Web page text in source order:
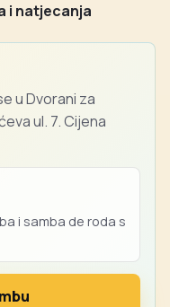
i natjecanja
u Dvorani za
ul. 7. Cijena
i samba de roda s